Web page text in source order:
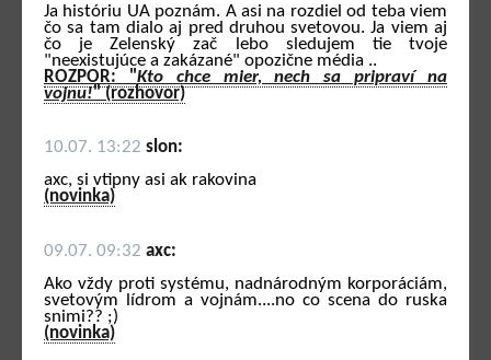
Ja históriu UA poznám. A asi na rozdiel od teba viem
čo sa tam dialo aj pred druhou svetovou. Ja viem aj
čo je Zelenský zač lebo sledujem tie tvoje
"neexistujúce a zakázané" opozične média ..
ROZPOR: "Kto chce mier, nech sa pripraví na
vojnu!" (rozhovor)
10.07. 13:22 slon:
axc, si vtipny asi ak rakovina
(novinka)
09.07. 09:32 axc:
Ako vždy proti systému, nadnárodným korporáciám,
svetovým lídrom a vojnám....no co scena do ruska
snimi?? ;)
(novinka)